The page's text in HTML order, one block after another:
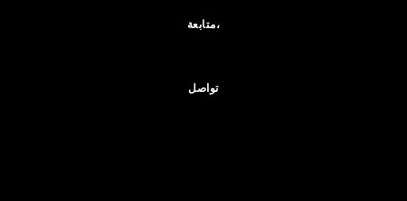
متابعة،
تواصل